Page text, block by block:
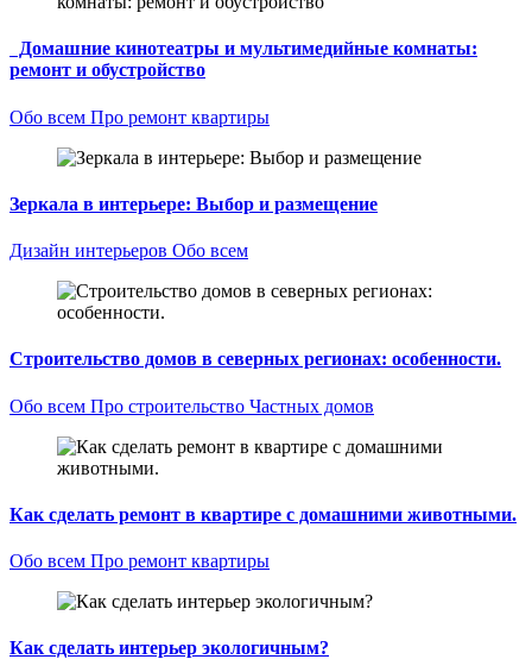
Домашние кинотеатры и мультимедийные комнаты:
ремонт и обустройство
Обо всем Про ремонт квартиры
Зеркала в интерьере: Выбор и размещение
Дизайн интерьеров Обо всем
Строительство домов в северных регионах: особенности.
Обо всем Про строительство Частных домов
Как сделать ремонт в квартире с домашними животными.
Обо всем Про ремонт квартиры
Как сделать интерьер экологичным?